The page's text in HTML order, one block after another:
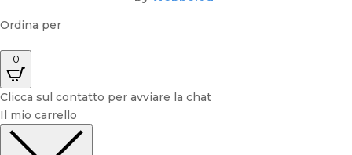
Ordina per
0
Clicca sul contatto per avviare la chat
Il mio carrello